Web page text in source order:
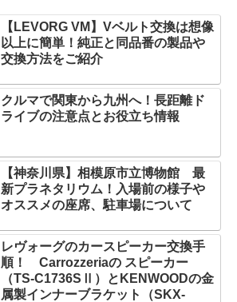
【LEVORG VM】Vベルト交換は想像
以上に簡単！純正と同品番の製品や
交換方法をご紹介
クルマで関東から九州へ！長距離ド
ライブの注意点とお役立ち情報
【神奈川県】相模原市立博物館 最
新プラネタリウム！入場前の様子や
オススメの座席、駐車場について
レヴォーグのカースピーカー交換手
順！ Carrozzeriaの スピーカー
（TS-C1736SⅡ）とKENWOODの金
属製インナーブラケット（SKX-